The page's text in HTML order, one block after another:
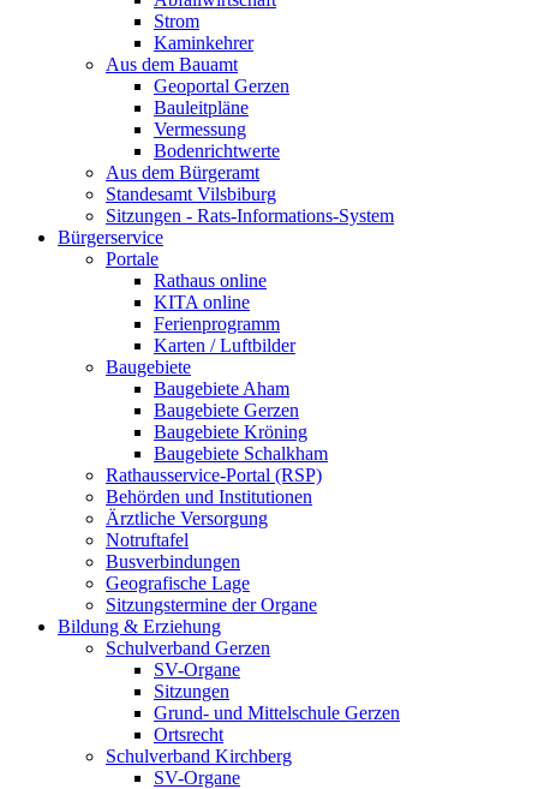
Strom
Kaminkehrer
Aus dem Bauamt
Geoportal Gerzen
Bauleitpläne
Vermessung
Bodenrichtwerte
Aus dem Bürgeramt
Standesamt Vilsbiburg
Sitzungen - Rats-Informations-System
Bürgerservice
Portale
Rathaus online
KITA online
Ferienprogramm
Karten / Luftbilder
Baugebiete
Baugebiete Aham
Baugebiete Gerzen
Baugebiete Kröning
Baugebiete Schalkham
Rathausservice-Portal (RSP)
Behörden und Institutionen
Ärztliche Versorgung
Notruftafel
Busverbindungen
Geografische Lage
Sitzungstermine der Organe
Bildung & Erziehung
Schulverband Gerzen
SV-Organe
Sitzungen
Grund- und Mittelschule Gerzen
Ortsrecht
Schulverband Kirchberg
SV-Organe